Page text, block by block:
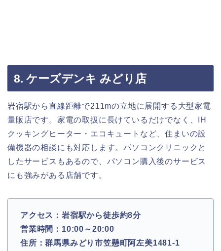
8. ケーズデンキ みどり店
岩宿駅から直線距離で211mの立地に展開する大型家電
量販店です。家電の取扱に長けているだけでなく、IH
クッキングヒーター・エコキュートなど、住まいの設
備機器の相談にも対応します。パソコンクリニックと
したサービスもあるので、パソコン購入後のサービス
にも強みがある店舗です。
アクセス：岩宿駅から徒歩約8分
営業時間：10:00～20:00
住所：群馬県みどり市笠懸町阿左美1481-1